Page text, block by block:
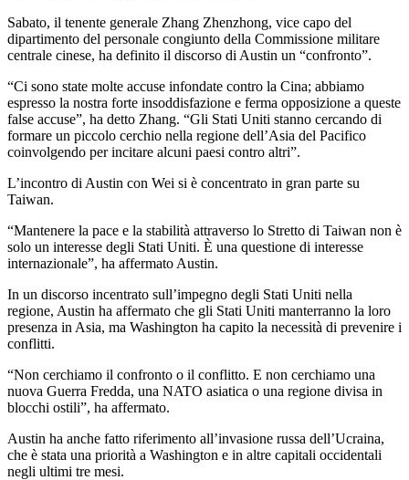
Sabato, il tenente generale Zhang Zhenzhong, vice capo del
dipartimento del personale congiunto della Commissione militare
centrale cinese, ha definito il discorso di Austin un “confronto”.
“Ci sono state molte accuse infondate contro la Cina; abbiamo
espresso la nostra forte insoddisfazione e ferma opposizione a queste
false accuse”, ha detto Zhang. “Gli Stati Uniti stanno cercando di
formare un piccolo cerchio nella regione dell’Asia del Pacifico
coinvolgendo per incitare alcuni paesi contro altri”.
L’incontro di Austin con Wei si è concentrato in gran parte su
Taiwan.
“Mantenere la pace e la stabilità attraverso lo Stretto di Taiwan non è
solo un interesse degli Stati Uniti. È una questione di interesse
internazionale”, ha affermato Austin.
In un discorso incentrato sull’impegno degli Stati Uniti nella
regione, Austin ha affermato che gli Stati Uniti manterranno la loro
presenza in Asia, ma Washington ha capito la necessità di prevenire i
conflitti.
“Non cerchiamo il confronto o il conflitto. E non cerchiamo una
nuova Guerra Fredda, una NATO asiatica o una regione divisa in
blocchi ostili”, ha affermato.
Austin ha anche fatto riferimento all’invasione russa dell’Ucraina,
che è stata una priorità a Washington e in altre capitali occidentali
negli ultimi tre mesi.